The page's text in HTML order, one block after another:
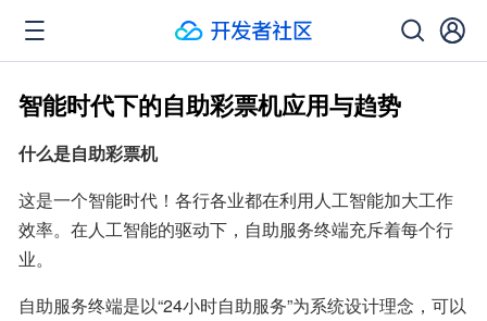
智能时代下的自助彩票机应用与趋势
什么是自助彩票机
这是一个智能时代！各行各业都在利用人工智能加大工作
效率。在人工智能的驱动下，自助服务终端充斥着每个行
业。
自助服务终端是以“24小时自助服务”为系统设计理念，可以